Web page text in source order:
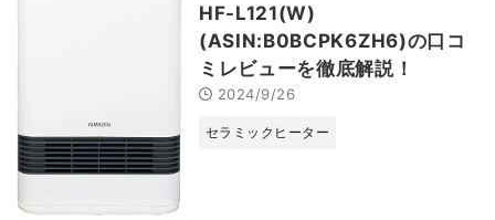
HF-L121(W)
(ASIN:B0BCPK6ZH6)の口コ
ミレビューを徹底解説！
2024/9/26
セラミックヒーター